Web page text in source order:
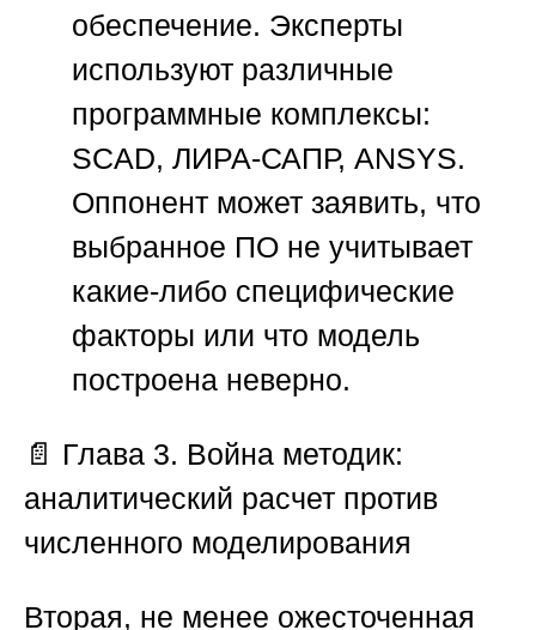
обеспечение. Эксперты
используют различные
программные комплексы:
SCAD, ЛИРА-САПР, ANSYS.
Оппонент может заявить, что
выбранное ПО не учитывает
какие-либо специфические
факторы или что модель
построена неверно.
📄 Глава 3. Война методик:
аналитический расчет против
численного моделирования
Вторая, не менее ожесточенная